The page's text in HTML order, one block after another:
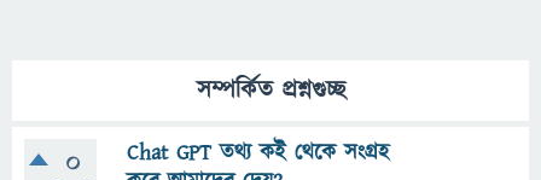
সম্পর্কিত প্রশ্নগুচ্ছ
0
Chat GPT তথ্য কই থেকে সংগ্রহ